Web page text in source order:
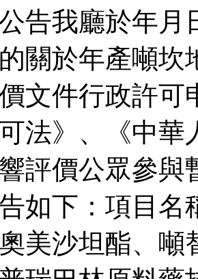
告我廳於年月
關於年產噸坎
文件行政許可
法》、《中
響評價公眾參
如下：項目
美沙坦酯、噸